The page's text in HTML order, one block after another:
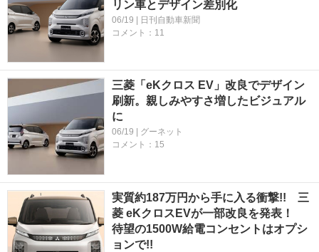
リン車とデザイン差別化
06/19 | 日刊自動車新聞
コメント：11
三菱「eKクロス EV」改良でデザイン
刷新。親しみやすさ増したビジュアル
に
06/19 | グーネット
コメント：15
実質約187万円から手に入る衝撃!! 三
菱 eKクロスEVが一部改良を発表！
待望の1500W給電コンセントはオプシ
ョンで!!